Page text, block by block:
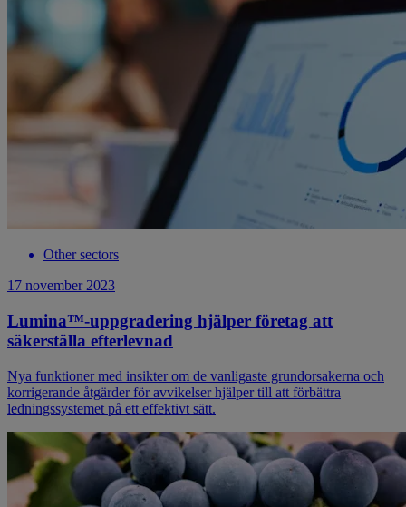
Other sectors
17 november 2023
Lumina™-uppgradering hjälper företag att
säkerställa efterlevnad
Nya funktioner med insikter om de vanligaste grundorsakerna och
korrigerande åtgärder för avvikelser hjälper till att förbättra
ledningssystemet på ett effektivt sätt.